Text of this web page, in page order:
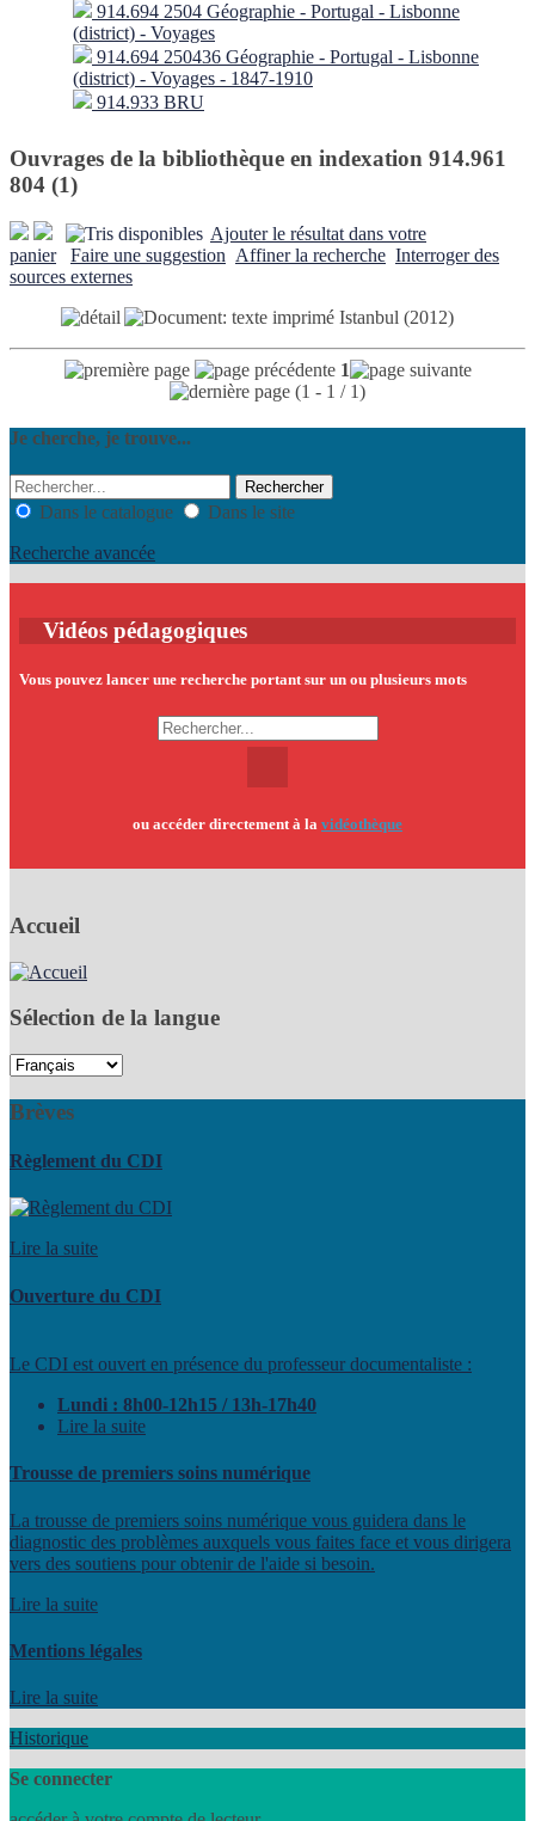
914.694 2504 Géographie - Portugal - Lisbonne
(district) - Voyages
914.694 250436 Géographie - Portugal - Lisbonne
(district) - Voyages - 1847-1910
914.933 BRU
Ouvrages de la bibliothèque en indexation 914.961
804 (1)
Ajouter le résultat dans votre
panier
Faire une suggestion Affiner la recherche Interroger des
sources externes
Istanbul (2012)
1
(1 - 1 / 1)
Je cherche, je trouve...
Dans le catalogue
Dans le site
Recherche avancée
Vidéos pédagogiques
Vous pouvez lancer une recherche portant sur un ou plusieurs mots
ou accéder directement à la vidéothèque
Accueil
Sélection de la langue
Brèves
Règlement du CDI
Lire la suite
Ouverture du CDI
Le CDI est ouvert en présence du professeur documentaliste :
Lundi : 8h00-12h15 / 13h-17h40
Lire la suite
Trousse de premiers soins numérique
La trousse de premiers soins numérique vous guidera dans le
diagnostic des problèmes auxquels vous faites face et vous dirigera
vers des soutiens pour obtenir de l'aide si besoin.
Lire la suite
Mentions légales
Lire la suite
Historique
Se connecter